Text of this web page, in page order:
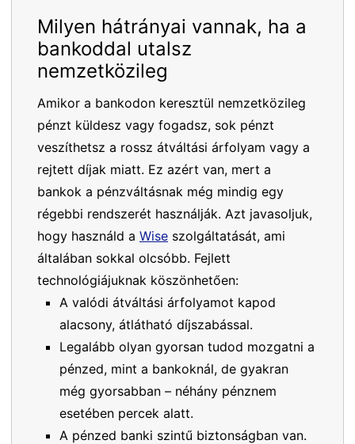
Milyen hátrányai vannak, ha a
bankoddal utalsz
nemzetközileg
Amikor a bankodon keresztül nemzetközileg
pénzt küldesz vagy fogadsz, sok pénzt
veszíthetsz a rossz átváltási árfolyam vagy a
rejtett díjak miatt. Ez azért van, mert a
bankok a pénzváltásnak még mindig egy
régebbi rendszerét használják. Azt javasoljuk,
hogy használd a Wise szolgáltatását, ami
általában sokkal olcsóbb. Fejlett
technológiájuknak köszönhetően:
A valódi átváltási árfolyamot kapod
alacsony, átlátható díjszabással.
Legalább olyan gyorsan tudod mozgatni a
pénzed, mint a bankoknál, de gyakran
még gyorsabban – néhány pénznem
esetében percek alatt.
A pénzed banki szintű biztonságban van.